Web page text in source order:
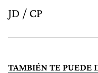
JD / CP
TAMBIÉN TE PUEDE